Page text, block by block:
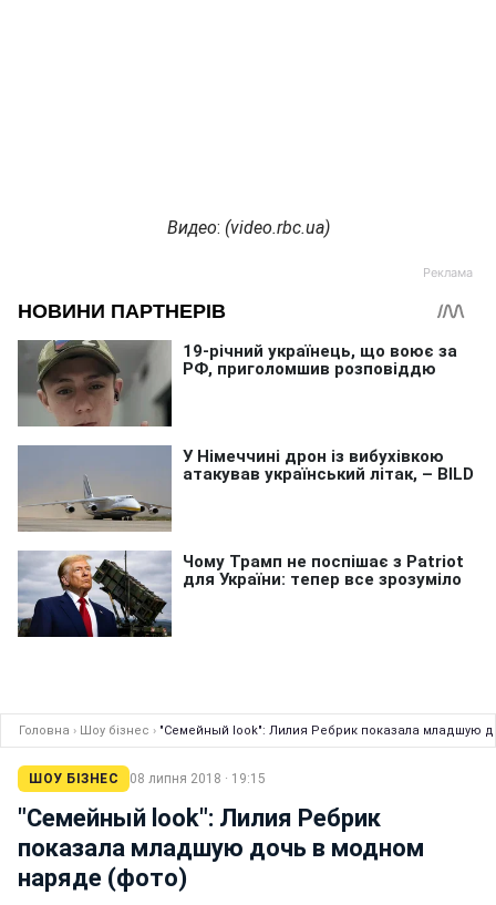
Видео: (video.rbc.ua)
Головна › Шоу бізнес › "Семейный look": Лилия Ребрик показала младшую
ШОУ БІЗНЕС 08 липня 2018 · 19:15
"Семейный look": Лилия Ребрик
показала младшую дочь в модном
наряде (фото)